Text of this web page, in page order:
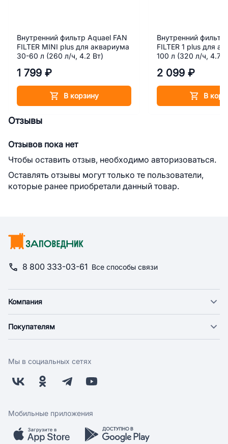
Внутренний фильтр Aquael FAN
FILTER MINI plus для аквариума
30-60 л (260 л/ч, 4.2 Вт)
1 799 ₽
В корзину
Внутренний фильтр
FILTER 1 plus для
100 л (320 л/ч, 4.7
2 099 ₽
В
Отзывы
Отзывов пока нет
Чтобы оставить отзыв, необходимо авторизоваться.
Оставлять отзывы могут только те пользователи,
которые ранее приобретали данный товар.
8 800 333-03-61 Все способы связи
Компания
Новости
Поставщикам
Заводчикам
Обратная связь
Покупателям
Оплата
Бонусная программа
Скидки и акции
Мобильное приложение
Мы в социальных сетях
Мобильные приложения